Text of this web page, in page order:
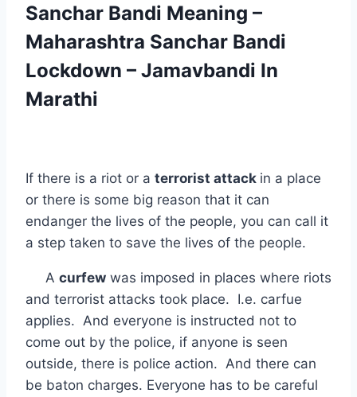
Sanchar Bandi Meaning –
Maharashtra Sanchar Bandi
Lockdown – Jamavbandi In
Marathi
If there is a riot or a terrorist attack in a place
or there is some big reason that it can
endanger the lives of the people, you can call it
a step taken to save the lives of the people.
A curfew was imposed in places where riots
and terrorist attacks took place. I.e. carfue
applies. And everyone is instructed not to
come out by the police, if anyone is seen
outside, there is police action. And there can
be baton charges. Everyone has to be careful